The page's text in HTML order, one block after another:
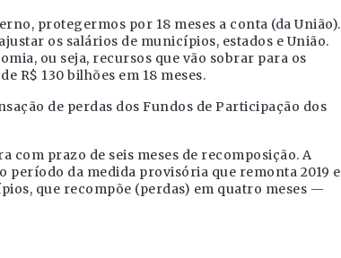
protegermos por 18 meses a conta (da União).
os salários de municípios, estados e União.
ou seja, recursos que vão sobrar para os
R$ 130 bilhões em 18 meses.
de perdas dos Fundos de Participação dos
com prazo de seis meses de recomposição. A
período da medida provisória que remonta 2019 e
que recompõe (perdas) em quatro meses —